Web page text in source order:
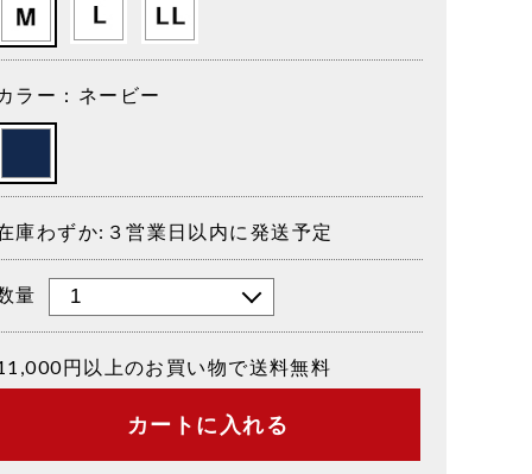
ラー：ネービー
庫わずか:３営業日以内に発送予定
量
円以上のお買い物で送料無料
カートに入れる